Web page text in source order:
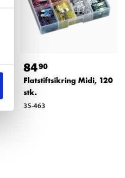
8490
Flatstiftsikring Midi, 120
stk.
35-463